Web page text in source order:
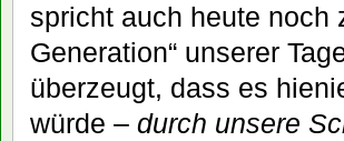
spricht auch heute noch
Generation“ unserer
überzeugt, dass es
würde – durch unsere